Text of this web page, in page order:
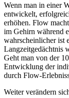
Wenn man in einer
entwickelt,
erhöhen. Flow
im Gehirn während
wahrscheinlicher ist
Langzeitgedächtnis
Geht man von der
Entwicklung der
durch Flow-
Weiter verändern